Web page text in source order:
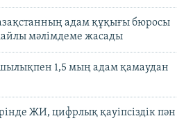
адам құқығы бюросы
мәлімдеме жасады
1,5 мың адам қамаудан
ЖИ, цифрлық қауіпсіздік пән